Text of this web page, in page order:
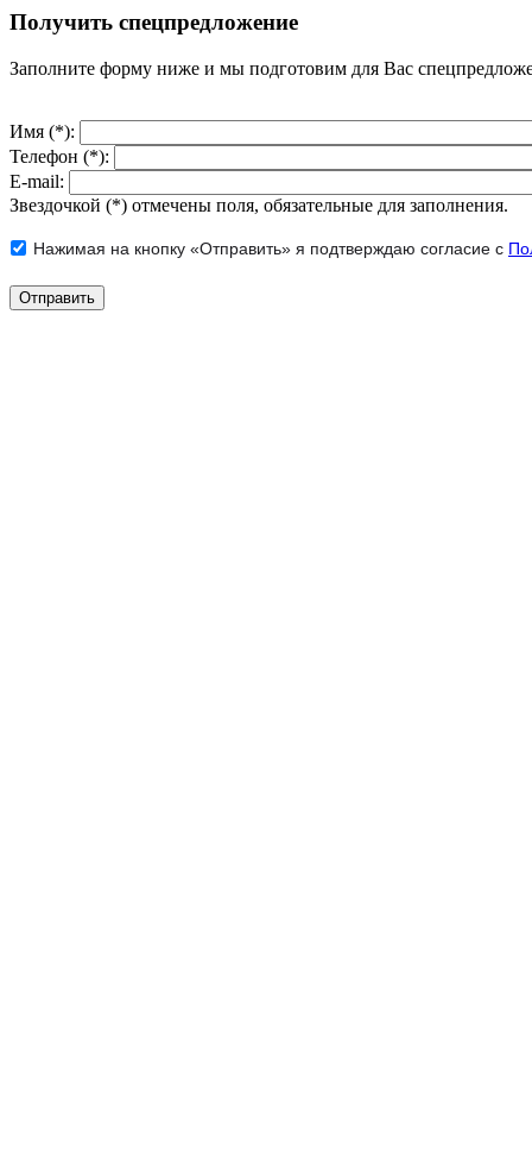
Получить спецпредложение
Заполните форму ниже и мы подготовим для Вас
Имя (*):
Телефон (*):
E-mail:
Звездочкой (*) отмечены поля, обязательные для заполнения.
Нажимая на кнопку «Отправить» я подтверждаю согласие с